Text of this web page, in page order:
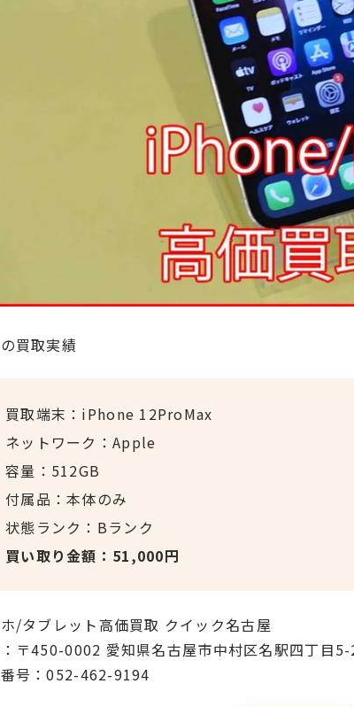
買取実績
買取端末：iPhone 12ProMax
ネットワーク：Apple
容量：512GB
付属品：本体のみ
状態ランク：Bランク
買い取り金額：51,000円
/タブレット高価買取 クイック名古屋
〒450-0002 愛知県名古屋市中村区名駅四丁目
号：052-462-9194